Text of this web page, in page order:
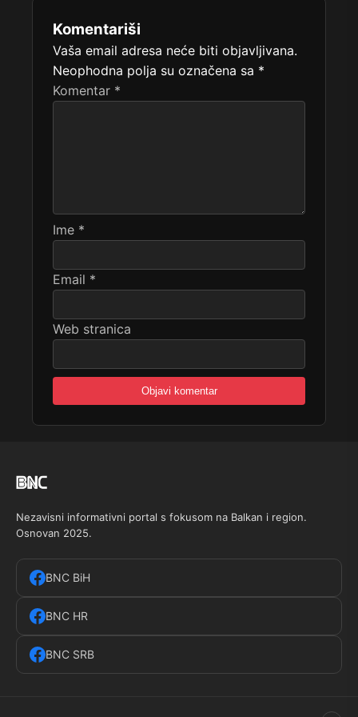
Komentariši
Vaša email adresa neće biti objavljivana.
Neophodna polja su označena sa *
Komentar *
Ime *
Email *
Web stranica
Nezavisni informativni portal s fokusom na Balkan i region.
Osnovan 2025.
BNC BiH
BNC HR
BNC SRB